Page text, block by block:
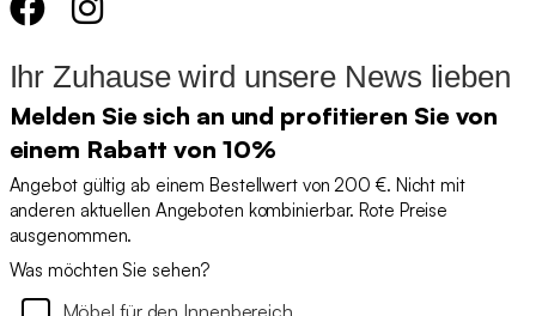
Ihr Zuhause wird unsere News lieben
Melden Sie sich an und profitieren Sie von
einem Rabatt von 10%
Angebot gültig ab einem Bestellwert von 200 €. Nicht mit
anderen aktuellen Angeboten kombinierbar. Rote Preise
ausgenommen.
Was möchten Sie sehen?
Möbel für den Innenbereich